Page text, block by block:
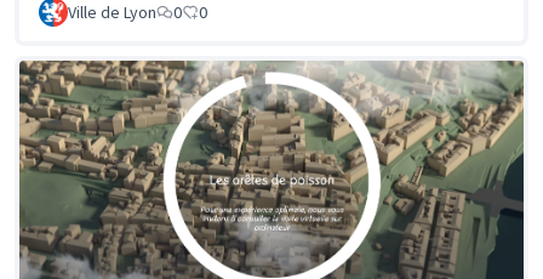
Ville de Lyon 0 0